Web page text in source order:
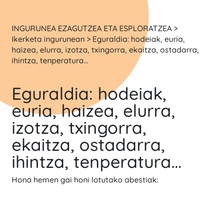
INGURUNEA EZAGUTZEA ETA ESPLORATZEA >
Ikerketa ingurunean > Eguraldia: hodeiak, euria,
haizea, elurra, izotza, txingorra, ekaitza, ostadarra,
ihintza, tenperatura...
Eguraldia: hodeiak,
euria, haizea, elurra,
izotza, txingorra,
ekaitza, ostadarra,
ihintza, tenperatura...
Hona hemen gai honi lotutako abestiak: